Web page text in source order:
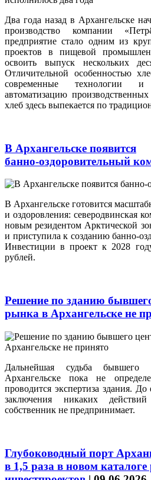
Два года назад в Архангельске
производство компании
предприятие стало одним из
проектов в пищевой
освоить выпуск нескольких
Отличительной особенностью
современные технологии
автоматизацию
хлеб здесь выпекается по
В Архангельске появится
банно‑оздоровительный
В Архангельске готовится
и оздоровления: северодвинская
новым резидентом Арктической
и приступила к созданию
Инвестиции в проект к 2028
рублей.
Решение по зданию
рынка в Архангельске не
Дальнейшая судьба бывшего
Архангельске пока не
проводится экспертиза здания.
заключения никаких
собственник не предпринимает.
Глубоководный порт
в 1,5 раза в новом каталоге